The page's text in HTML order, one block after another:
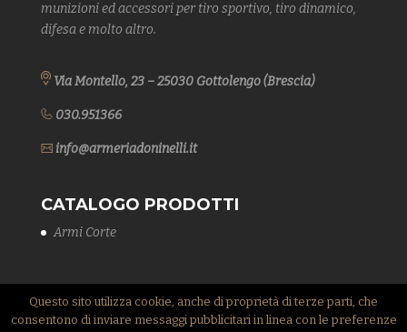
munizioni ed accessori per tiro sportivo, tiro dinamico,
difesae molto altro.
Via Montello, 23 – 25030 Gottolengo (Brescia)
030.951366
info@armeriadoninelli.it
CATALOGO PRODOTTI
Armi Corte
Questo sito utilizza cookie, anche di proprietà di terze parti, che
consentono di inviare messaggi pubblicitari in linea con le preferenze